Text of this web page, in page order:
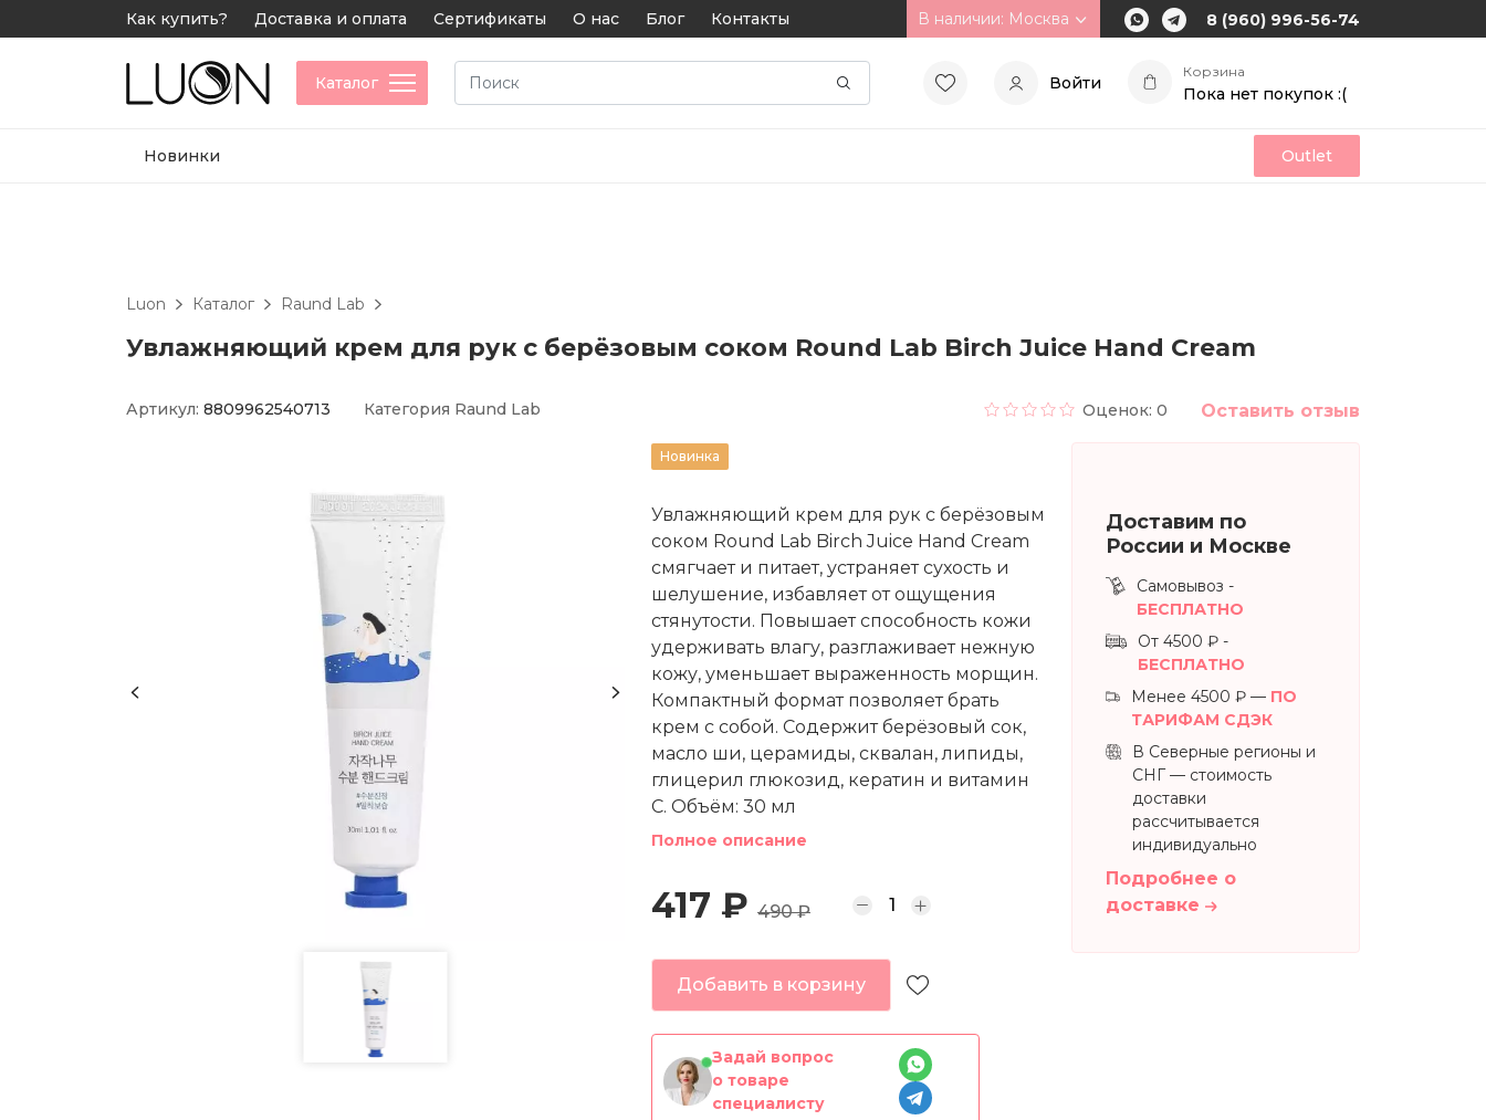
Как купить? Доставка и оплата Сертификаты О нас Блог Контакты В наличии: Москва 8 (960) 996-56-74
Каталог Войти
Корзина
Пока нет покупок :(
Новинки Outlet
Luon Каталог Raund Lab
Увлажняющий крем для рук с берёзовым соком Round Lab Birch Juice Hand Cream
Артикул: 8809962540713 Категория Raund Lab Оценок: 0 Оставить отзыв
Новинка
Увлажняющий крем для рук с берёзовым
соком Round Lab Birch Juice Hand Cream
смягчает и питает, устраняет сухость и
шелушение, избавляет от ощущения
стянутости. Повышает способность кожи
удерживать влагу, разглаживает нежную
кожу, уменьшает выраженность морщин.
Компактный формат позволяет брать
крем с собой. Содержит берёзовый сок,
масло ши, церамиды, сквалан, липиды,
глицерил глюкозид, кератин и витамин
C. Объём: 30 мл
Полное описание
417 ₽ 490 ₽
Добавить в корзину
Задай вопрос
о товаре
специалисту
Доставим по
России и Москве
Самовывоз -
БЕСПЛАТНО
От 4500 ₽ -
БЕСПЛАТНО
Менее 4500 ₽ — ПО
ТАРИФАМ СДЭК
В Северные регионы и
СНГ — стоимость
доставки
рассчитывается
индивидуально
Подробнее о
доставке